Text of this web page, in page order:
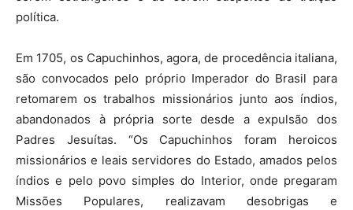
política.
Em 1705, os Capuchinhos, agora, de procedência italiana,
são convocados pelo próprio Imperador do Brasil para
retomarem os trabalhos missionários junto aos índios,
abandonados à própria sorte desde a expulsão dos
Padres Jesuítas. “Os Capuchinhos foram heroicos
missionários e leais servidores do Estado, amados pelos
índios e pelo povo simples do Interior, onde pregaram
Missões Populares, realizavam desobrigas e